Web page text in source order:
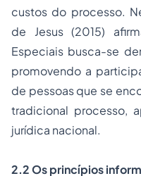
custos do processo.
de Jesus (2015)
Especiais busca-se
promovendo a
de pessoas que se
tradicional processo,
jurídica nacional.
2.2 Os princípios